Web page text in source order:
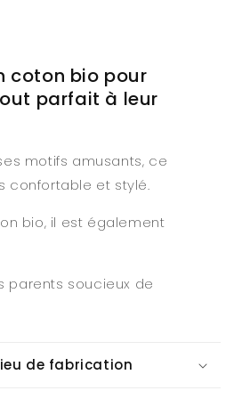
coton bio pour
parfait à leur
motifs amusants, ce
confortable et stylé.
bio, il est également
parents soucieux de
de fabrication